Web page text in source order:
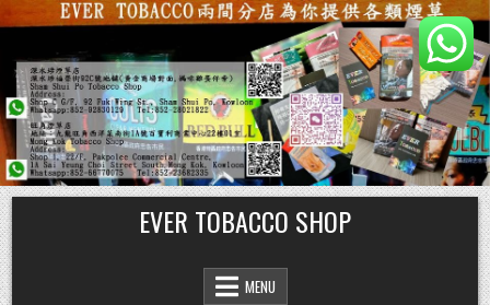
Skip
to
content
EVER TOBACCO SHOP
MENU